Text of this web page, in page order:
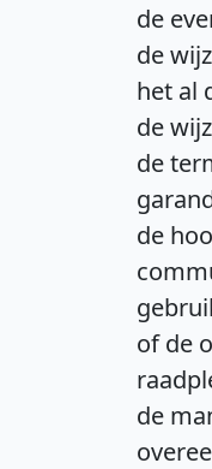
de
de
het al
de
de
de
of de
de